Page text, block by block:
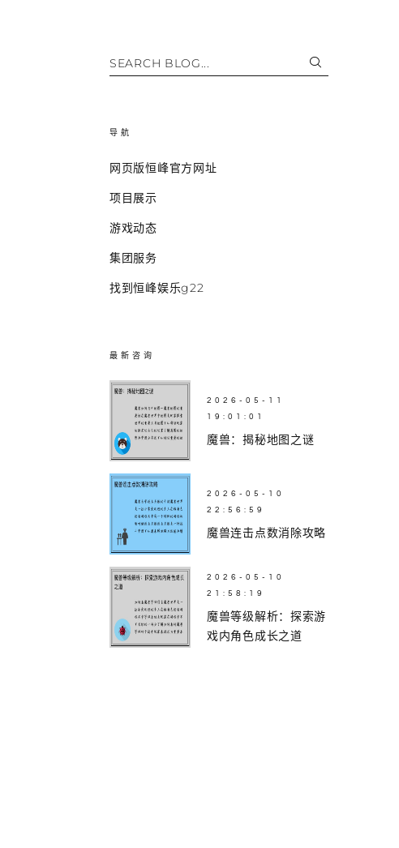
SEARCH BLOG...
导航
网页版恒峰官方网址
项目展示
游戏动态
集团服务
找到恒峰娱乐g22
最新咨询
2026-05-11
19:01:01
魔兽：揭秘地图之谜
2026-05-10
22:56:59
魔兽连击点数消除攻略
2026-05-10
21:58:19
魔兽等级解析：探索游
戏内角色成长之道